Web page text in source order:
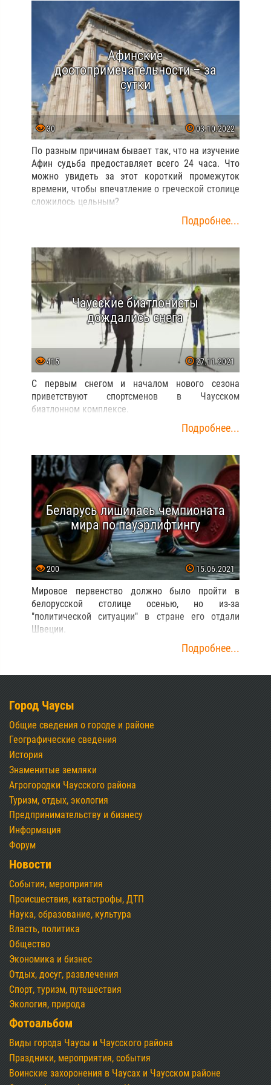
Афинские
достопримечательности – за
сутки
30 03.10.2022
По разным причинам бывает так, что на изучение
Афин судьба предоставляет всего 24 часа. Что
можно увидеть за этот короткий промежуток
времени, чтобы впечатление о греческой столице
сложилось цельным?
Подробнее...
Чаусские биатлонисты
дождались снега
415 27.11.2021
С первым снегом и началом нового сезона
приветствуют спортсменов в Чаусском
биатлонном комплексе.
Подробнее...
Беларусь лишилась чемпионата
мира по пауэрлифтингу
200 15.06.2021
Мировое первенство должно было пройти в
белорусской столице осенью, но из-за
"политической ситуации" в стране его отдали
Швеции.
Подробнее...
Город Чаусы
Общие сведения о городе и районе
Географические сведения
История
Знаменитые земляки
Агрогородки Чаусского района
Туризм, отдых, экология
Предпринимательству и бизнесу
Информация
Форум
Новости
События, мероприятия
Происшествия, катастрофы, ДТП
Наука, образование, культура
Власть, политика
Общество
Экономика и бизнес
Отдых, досуг, развлечения
Спорт, туризм, путешествия
Экология, природа
Фотоальбом
Виды города Чаусы и Чаусского района
Праздники, мероприятия, события
Воинские захоронения в Чаусах и Чаусском районе